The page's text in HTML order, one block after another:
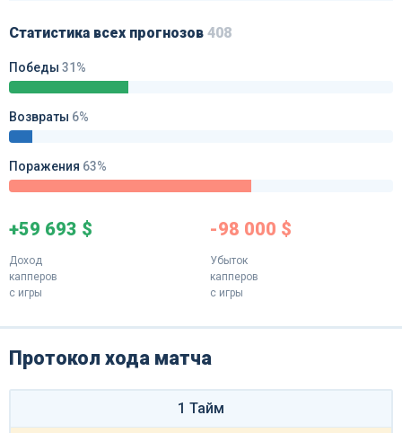
Статистика всех прогнозов 408
Победы 31%
Возвраты 6%
Поражения 63%
+59 693 $
Доход
капперов
с игры
-98 000 $
Убыток
капперов
с игры
Протокол хода матча
1 Тайм